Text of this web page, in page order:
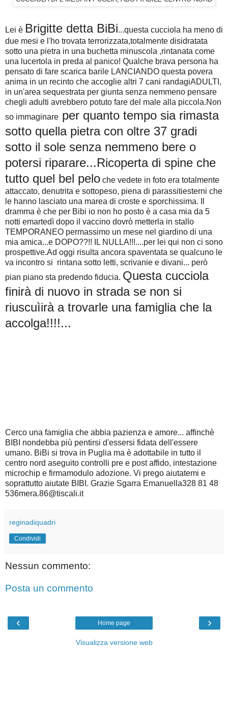
Lei è Brigitte detta BiBi...questa cucciola ha meno di
due mesi e l'ho trovata terrorizzata,totalmente disidratata
sotto una pietra in una buchetta minuscola ,rintanata come
una lucertola in preda al panico! Qualche brava persona ha
pensato di fare scarica barile LANCIANDO questa povera
anima in un recinto che accoglie altri 7 cani randagiADULTI,
in un'area sequestrata per giunta senza nemmeno pensare
chegli adulti avrebbero potuto fare del male alla piccola.Non
so immaginare per quanto tempo sia rimasta
sotto quella pietra con oltre 37 gradi
sotto il sole senza nemmeno bere o
potersi riparare...Ricoperta di spine che
tutto quel bel pelo che vedete in foto era totalmente
attaccato, denutrita e sottopeso, piena di parassitiesterni che
le hanno lasciato una marea di croste e sporchissima. Il
dramma è che per Bibi io non ho posto è a casa mia da 5
notti emartedì dopo il vaccino dovrò metterla in stallo
TEMPORANEO permassimo un mese nel giardino di una
mia amica...e DOPO??!! IL NULLA!!!....per lei qui non ci sono
prospettive.Ad oggi risulta ancora spaventata se qualcuno le
va incontro si rintana sotto letti, scrivanie e divani... però
pian piano sta predendo fiducia. Questa cucciola
finirà di nuovo in strada se non si
riuscuìirà a trovarle una famiglia che la
accolga!!!!...
Cerco una famiglia che abbia pazienza e amore... affinchè
BIBI nondebba più pentirsi d'essersi fidata dell'essere
umano. BiBi si trova in Puglia ma è adottabile in tutto il
centro nord aseguito controlli pre e post affido, intestazione
microchip e firmamodulo adozione. Vi prego aiutatemi e
soprattutto aiutate BIBI. Grazie Sgarra Emanuella328 81 48
536mera.86@tiscali.it
reginadiquadri
Condividi
Nessun commento:
Posta un commento
‹ ›
Home page
Visualizza versione web